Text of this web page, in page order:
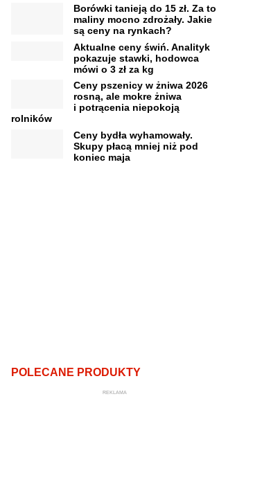
Borówki tanieją do 15 zł. Za to
maliny mocno zdrożały. Jakie
są ceny na rynkach?
Aktualne ceny świń. Analityk
pokazuje stawki, hodowca
mówi o 3 zł za kg
Ceny pszenicy w żniwa 2026
rosną, ale mokre żniwa
i potrącenia niepokoją
rolników
Ceny bydła wyhamowały.
Skupy płacą mniej niż pod
koniec maja
POLECANE PRODUKTY
REKLAMA